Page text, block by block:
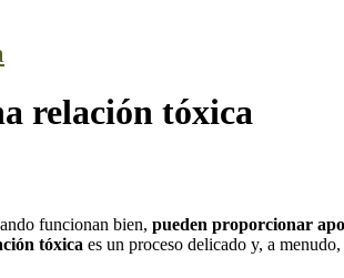
relación tóxica
funcionan bien, pueden proporcionar
tóxica es un proceso delicado y, a